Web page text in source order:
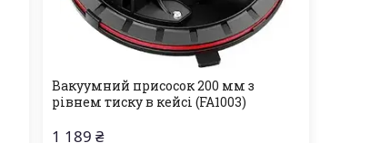
Вакуумний присосок 200 мм з
рівнем тиску в кейсі (FA1003)
1 189 ₴